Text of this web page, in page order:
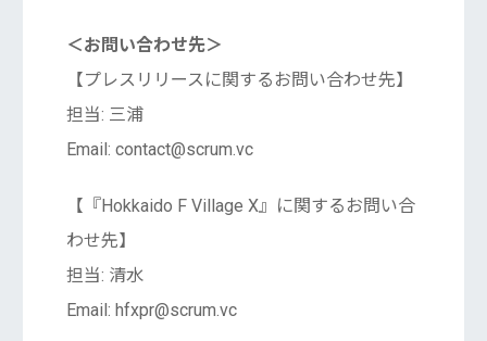
＜お問い合わせ先＞
【プレスリリースに関するお問い合わせ先】
担当: 三浦
Email: contact@scrum.vc
【『Hokkaido F Village X』に関するお問い合
わせ先】
担当: 清水
Email: hfxpr@scrum.vc